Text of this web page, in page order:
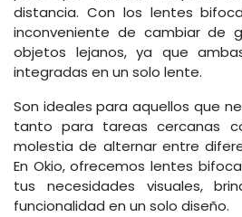
distancia. Con los lentes
inconveniente de cambiar de
objetos lejanos, ya que
integradas en un solo lente.
Son ideales para aquellos que
tanto para tareas cercanas
molestia de alternar entre
En Okio, ofrecemos lentes
tus necesidades visuales,
funcionalidad en un solo diseño.